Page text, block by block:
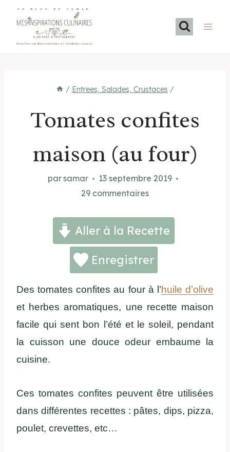
LE BLOG DE SAMAR
Recettes méditerranéennes et familiales maison
/ Entrees, Salades, Crustaces /
Tomates confites
maison (au four)
parsamar
13 septembre 2019
29 commentaires
Aller à la Recette
Enregistrer
Des tomates confites au four à l’huile d’olive
et herbes aromatiques, une recette maison
facile qui sent bon l’été et le soleil, pendant
la cuisson une douce odeur embaume la
cuisine.
Ces tomates confites peuvent être utilisées
dans différentes recettes : pâtes, dips, pizza,
poulet, crevettes, etc…